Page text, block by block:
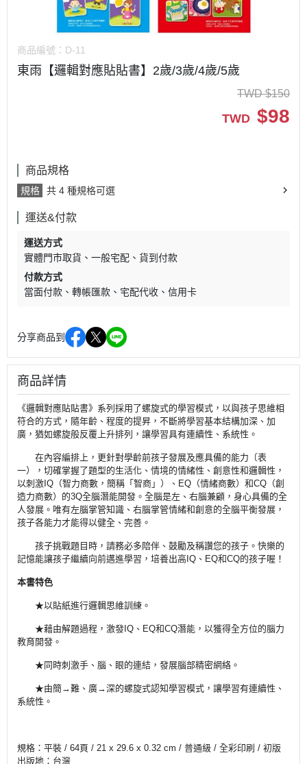
商品編號： D-11
東雨【邏輯對應貼貼書】2歲/3歲/4歲/5歲
TWD $150
TWD $98
商品規格
規格 共 4 種規格可選
運送&付款
運送方式
實體門市取貨
一般宅配
貨到付款
付款方式
當面付款
轉帳匯款 宅配代收 信用卡
分享商品到
商品詳情
《邏輯對應貼貼書》系列採用了螺旋式的學習模式，以與孩子思維相
符合的方式，隨年齡、程度的提昇，不斷將學習基本結構加深、加
廣，猶如螺旋般反覆上升排列，讓學習具有連續性、系統性。
在內容編排上，更針對學齡前孩子發展及應具備的能力〔表
一），切確掌握了題型的生活化、情境的情緒性、創意性和邏輯性，
以刺激IQ（智力商數，簡稱「智商」）、EQ（情緒商數）和CQ（創
造力商數）的3Q全腦潛能開發。全腦是左、右腦兼顧，身心具備的全
人發展。唯有左腦掌管知識、右腦掌管情緒和創意的全腦平衡發展，
孩子各能力才能得以健全、完善。
孩子挑戰題目時，請務必多陪伴、鼓勵及稱讚您的孩子。快樂的
記憶能讓孩子繼續向前邁進學習，培養出高IQ、EQ和CQ的孩子喔！
本書特色
★以貼紙進行邏輯思維訓練。
★藉由解題過程，激發IQ、EQ和CQ潛能，以獲得全方位的腦力
教育開發。
★同時刺激手、腦、眼的連結，發展腦部精密網絡。
★由簡→難、廣→深的螺旋式認知學習模式，讓學習有連續性、
系統性。
規格：平裝 / 64頁 / 21 x 29.6 x 0.32 cm / 普通級 / 全彩印刷 / 初版
出版地：台灣